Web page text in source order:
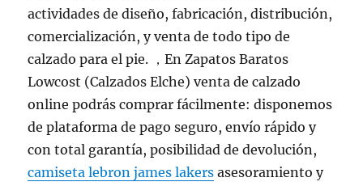
actividades de diseño, fabricación, distribución,
comercialización, y venta de todo tipo de
calzado para el pie. ，En Zapatos Baratos
Lowcost (Calzados Elche) venta de calzado
online podrás comprar fácilmente: disponemos
de plataforma de pago seguro, envío rápido y
con total garantía, posibilidad de devolución,
camiseta lebron james lakers asesoramiento y